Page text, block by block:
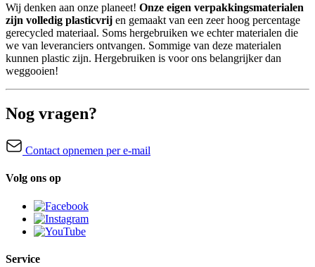
Wij denken aan onze planeet! Onze eigen verpakkingsmaterialen
zijn volledig plasticvrij en gemaakt van een zeer hoog percentage
gerecycled materiaal. Soms hergebruiken we echter materialen die
we van leveranciers ontvangen. Sommige van deze materialen
kunnen plastic zijn. Hergebruiken is voor ons belangrijker dan
weggooien!
Nog vragen?
Contact opnemen per e-mail
Volg ons op
Service